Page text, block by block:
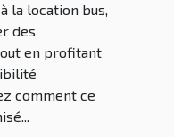
la location bus,
des
en profitant
comment ce